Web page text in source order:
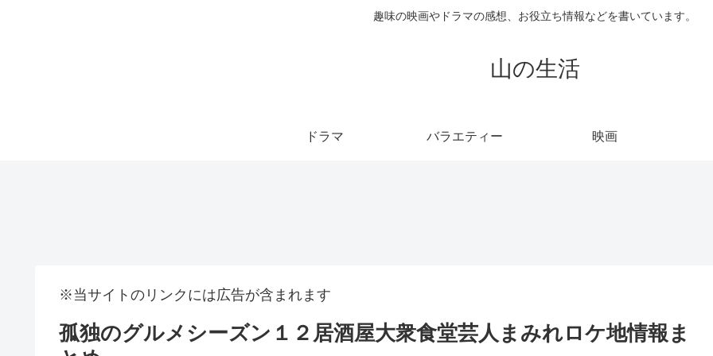
趣味の映画やドラマの感想、お役立ち情報などを書いています。
山の生活
ドラマ バラエティー 映画
※当サイトのリンクには広告が含まれます
孤独のグルメシーズン１２居酒屋大衆食堂芸人まみれロケ地情報ま